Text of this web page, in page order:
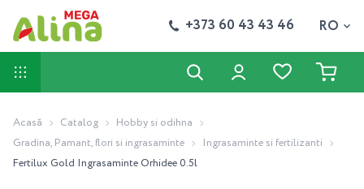
+373 60 43 43 46 RO
Acasă Catalog
Hobby si odihna
Gradina, Pamant, flori si ingrasaminte
Ingrasaminte si fertilizanti
Fertilux Gold Ingrasaminte Orhidee 0.5l